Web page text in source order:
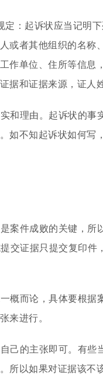
：起诉状应当记明
或者其他组织的名称
作单位、住所等信息
据和证据来源，证人
和理由。起诉状的事
如不知起诉状如何写
案件成败的关键，所
交证据只提交复印件
概而论，具体要根据
来进行。
己的主张即可。有些
所以如果对证据该不